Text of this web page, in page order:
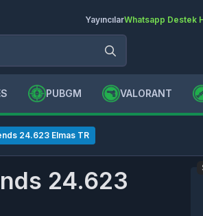
YayıncılarWhatsapp Destek
PUBGM VALORANT
24.623 Elmas TR
24.623